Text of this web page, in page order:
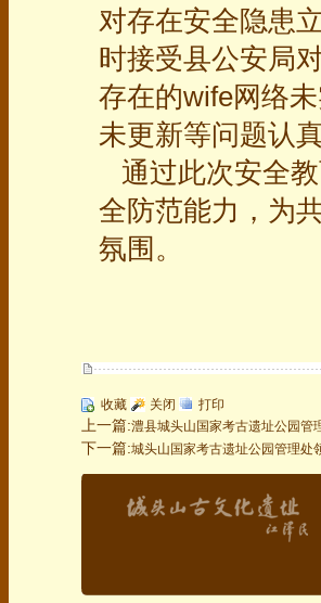
对存在安全隐患
时接受县公安局
存在的wife网络
未更新等问题认
通过此次安全
全防范能力，为
氛围。
收藏 关闭 打印
上一篇:澧县城头山国家考古遗址公园管
下一篇:城头山国家考古遗址公园管理处